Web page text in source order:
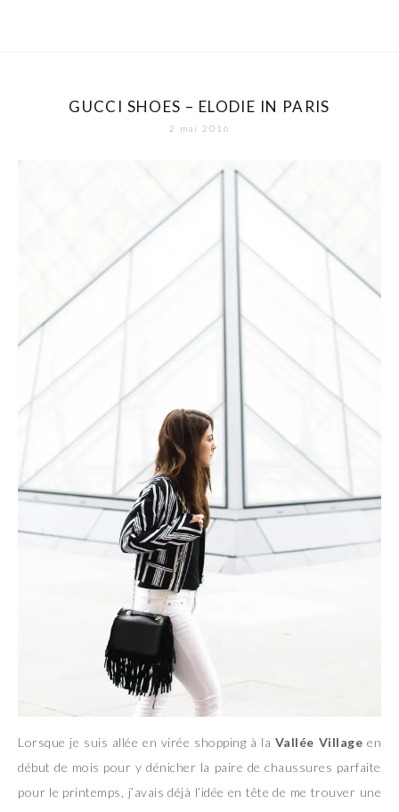
GUCCI SHOES – ELODIE IN PARIS
2 mai 2016
Lorsque je suis allée en virée shopping à la Vallée Village en
début de mois pour y dénicher la paire de chaussures parfaite
pour le printemps, j’avais déjà l’idée en tête de me trouver une